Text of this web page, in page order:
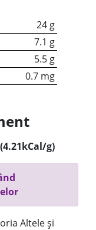
24 g
7.1 g
5.5 g
0.7 mg
g)
Altele și